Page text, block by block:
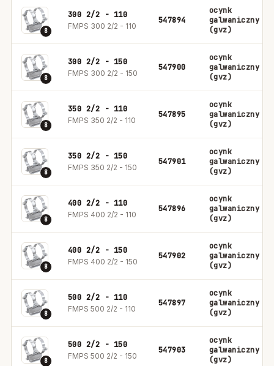
8
300 2/2 - 110
FMPS 300 2/2 - 110
547894
ocynk
galwaniczny
(gvz)
8
300 2/2 - 150
FMPS 300 2/2 - 150
547900
ocynk
galwaniczny
(gvz)
8
350 2/2 - 110
FMPS 350 2/2 - 110
547895
ocynk
galwaniczny
(gvz)
8
350 2/2 - 150
FMPS 350 2/2 - 150
547901
ocynk
galwaniczny
(gvz)
8
400 2/2 - 110
FMPS 400 2/2 - 110
547896
ocynk
galwaniczny
(gvz)
8
400 2/2 - 150
FMPS 400 2/2 - 150
547902
ocynk
galwaniczny
(gvz)
8
500 2/2 - 110
FMPS 500 2/2 - 110
547897
ocynk
galwaniczny
(gvz)
8
500 2/2 - 150
FMPS 500 2/2 - 150
547903
ocynk
galwaniczny
(gvz)